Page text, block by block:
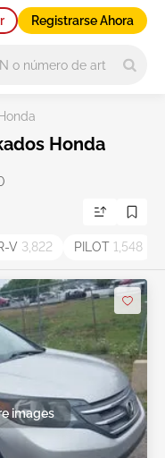
Registrarse Ahora
Honda
Honda
V 3,822 PILOT 1,548
images